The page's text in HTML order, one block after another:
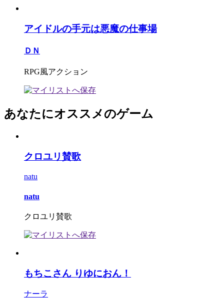
アイドルの手元は悪魔の仕事場
ＤＮ
RPG風アクション
あなたにオススメのゲーム
クロユリ賛歌
natu
natu
クロユリ賛歌
もちこさん りゆにおん！
ナーラ